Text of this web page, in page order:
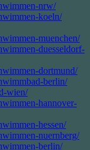
nrw/
koeln/
muenchen/
duesseldorf-
dortmund/
berlin/
wien/
hannover-
hessen/
nuernberg/
berlin/